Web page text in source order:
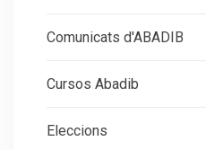
Comunicats d'ABADIB
Cursos Abadib
Eleccions